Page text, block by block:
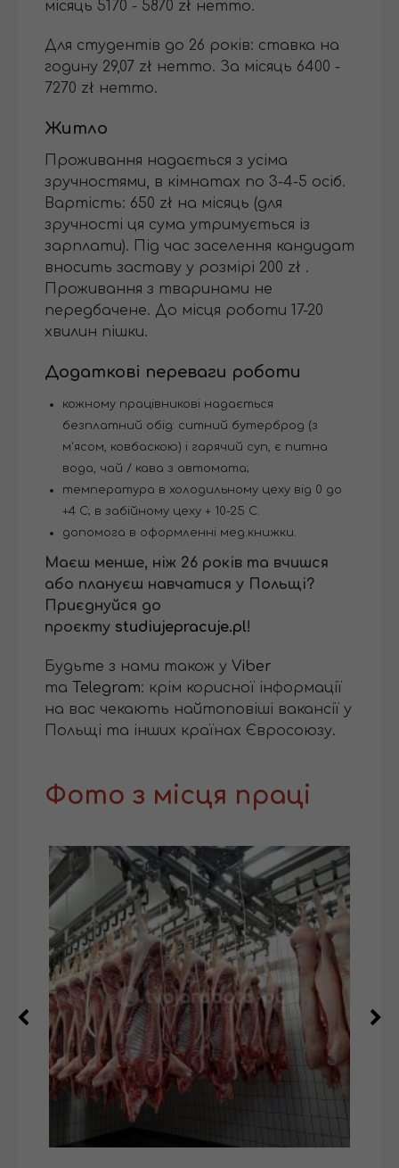
місяць 5170 - 5870 zł нетто.
Для студентів до 26 років: ставка на
годину 29,07 zł нетто. За місяць 6400 -
7270 zł нетто.
Житло
Проживання надається з усіма
зручностями, в кімнатах по 3-4-5 осіб.
Вартість: 650 zł на місяць (для
зручності ця сума утримується із
зарплати). Під час заселення кандидат
вносить заставу у розмірі 200 zł .
Проживання з тваринами не
передбачене. До місця роботи 17-20
хвилин пішки.
Додаткові переваги роботи
кожному працівникові надається
безплатний обід: ситний бутерброд (з
м'ясом, ковбаскою) і гарячий суп, є питна
вода, чай / кава з автомата;
температура в холодильному цеху від 0 до
+4 С; в забійному цеху + 10-25 С.
допомога в оформленні мед.книжки.
Маєш менше, ніж 26 років та вчишся
або плануєш навчатися у Польщі?
Приєднуйся до
проєкту studiujepracuje.pl!
Будьте з нами також у Viber
та
Telegram: крім корисної інформації
на вас чекають найтоповіші вакансії у
Польщі та інших країнах Євросоюзу.
Фото з місця праці